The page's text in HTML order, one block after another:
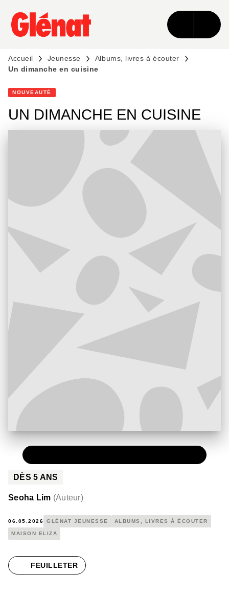
MENU RECHERCHE CONTENU
PIED DE PAGE
Accueil Jeunesse
Albums, livres à écouter
Un dimanche en cuisine
NOUVEAUTÉ
UN DIMANCHE EN CUISINE
DÈS5 ANS
Seoha Lim (Auteur)
06.05.2026 GLÉNAT JEUNESSE ALBUMS, LIVRES À ÉCOUTER
MAISON ELIZA
FEUILLETER